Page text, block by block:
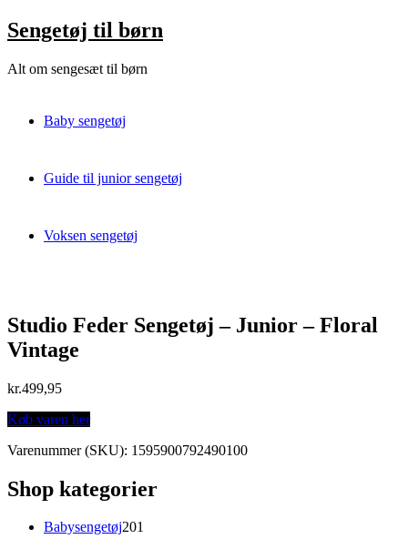
Skip
to
Sengetøj til børn
Alt om sengesæt til børn
Baby sengetøj
Guide til junior sengetøj
Voksen sengetøj
Studio Feder Sengetøj – Junior – Floral
Vintage
kr.499,95
Køb varen her
Varenummer (SKU): 1595900792490100
Shop kategorier
Babysengetøj201